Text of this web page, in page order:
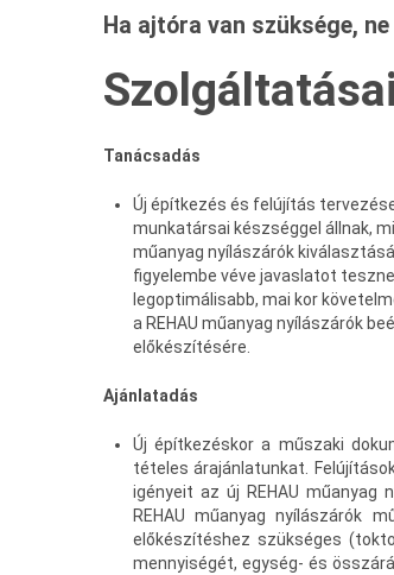
Ha ajtóra van szüksége,
Tanácsadás
Új építkezés és felújítás
munkatársai készséggel állnak,
műanyag nyílászárók
figyelembe véve javaslatot
legoptimálisabb, mai kor
a REHAU műanyag nyílászárók
előkészítésére.
Ajánlatadás
Új építkezéskor a műszaki
tételes árajánlatunkat.
igényeit az új REHAU
REHAU műanyag nyílászárók
előkészítéshez szükséges
mennyiségét, egység- és